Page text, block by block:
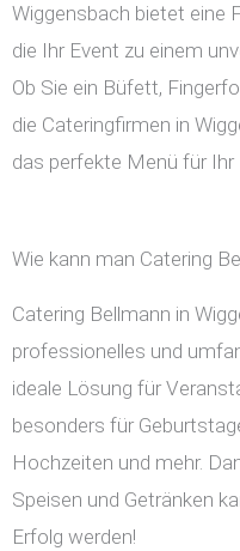
Wiggensbach bietet eine
die Ihr Event zu einem
Ob Sie ein Büfett,
die Cateringfirmen in
das perfekte Menü für Ihr
Wie kann man Catering
Catering Bellmann in
professionelles und
ideale Lösung für
besonders für
Hochzeiten und mehr.
Speisen und Getränken
Erfolg werden!